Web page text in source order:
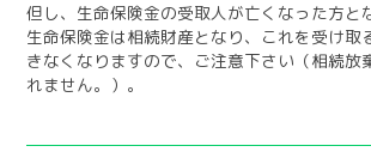
但し、生命保険金の受取人が亡くなった方と
生命保険金は相続財産となり、これを受け取
きなくなりますので、ご注意下さい（相続放
れません。）。